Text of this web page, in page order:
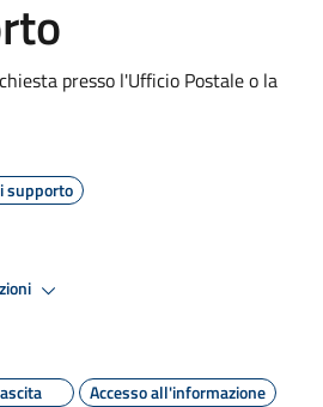
presso l'Ufficio Postale o la
supporto
Accesso all'informazione